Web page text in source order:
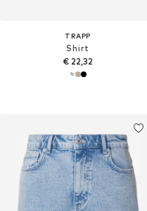
TRAPP
Shirt
€ 22,32